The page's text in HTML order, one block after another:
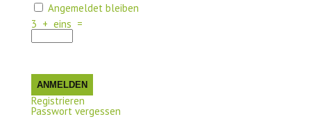
Angemeldet bleiben
3 + eins =
ANMELDEN
Registrieren
Passwort vergessen